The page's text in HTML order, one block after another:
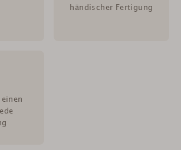
händischer Fertigung